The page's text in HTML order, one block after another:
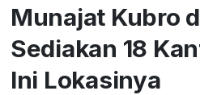
Munajat Kubro
Sediakan 18
Ini Lokasinya